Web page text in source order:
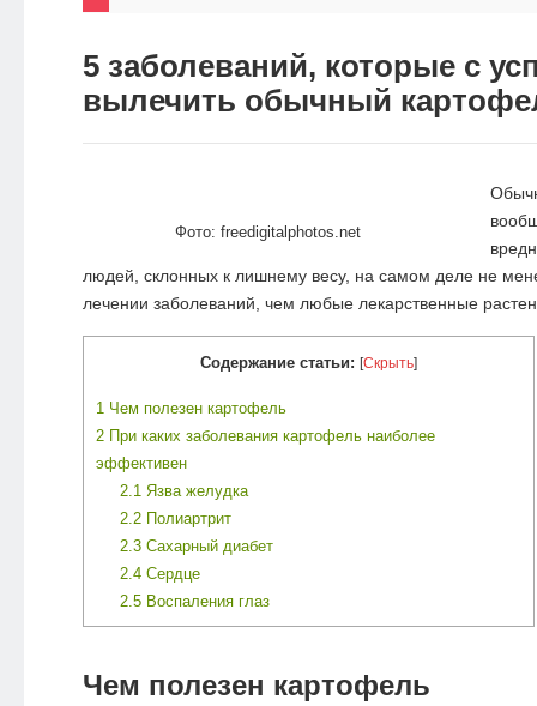
БЛОГ
5 заболеваний, которые с
вылечить обычный
Фото: freedigitalphotos.net
людей, склонных к лишнему весу, на самом деле не
лечении заболеваний, чем любые лекарственные
Содержание статьи: [Скрыть]
1 Чем полезен картофель
2При каких заболевания картофель наиболее
эффективен
2.1 Язва желудка
2.2Полиартрит
2.3Сахарный диабет
2.4Сердце
2.5Воспаления глаз
Чем полезен картофель